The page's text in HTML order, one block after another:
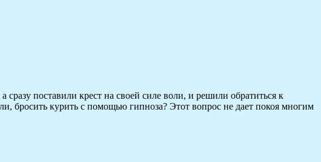
поставили крест на своей силе воли, и решили обратиться к
бросить курить с помощью гипноза? Этот вопрос не дает покоя многим